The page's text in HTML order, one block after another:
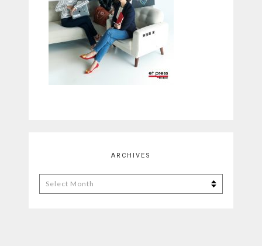
ARCHIVES
Archives